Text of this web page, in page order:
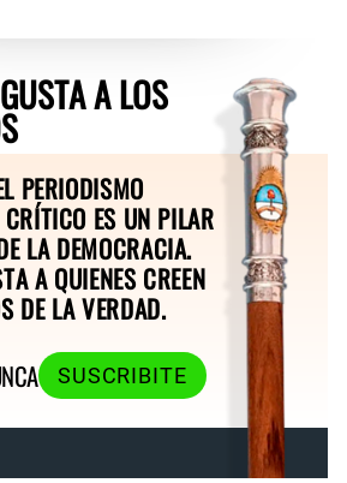
A LOS
PERIODISMO
ES UN PILAR
LA DEMOCRACIA.
A QUIENES CREEN
DE LA VERDAD.
SUSCRIBITE